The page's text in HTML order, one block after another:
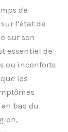
de
l’état de
sur son
essentiel de
ou inconforts
les
bas du